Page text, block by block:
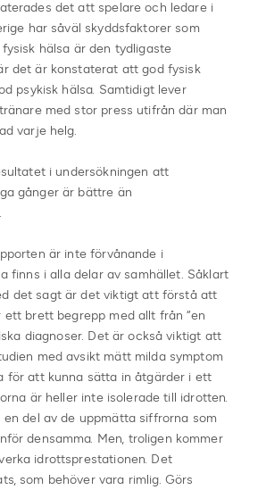
det att spelare och ledare i
har såväl skyddsfaktorer som
hälsa är den tydligaste
det är konstaterat att god fysisk
psykisk hälsa. Samtidigt lever
med stor press utifrån där man
varje helg.
i undersökningen att
gånger är bättre än
är inte förvånande i
finns i alla delar av samhället. Såklart
det sagt är det viktigt att förstå att
ett brett begrepp med allt från “en
diagnoser. Det är också viktigt att
med avsikt mätt milda symptom
för att kunna sätta in åtgärder i ett
är heller inte isolerade till idrotten.
del av de uppmätta siffrorna som
densamma. Men, troligen kommer
idrottsprestationen. Det
som behöver vara rimlig. Görs